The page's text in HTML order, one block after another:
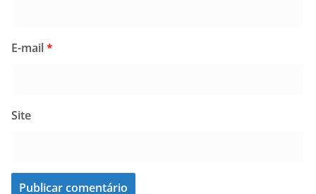
E-mail*
Site